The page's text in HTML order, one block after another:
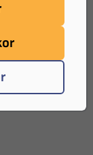
2024.
kura med i